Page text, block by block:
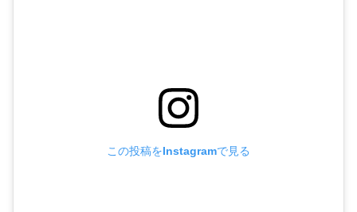
この投稿をInstagramで見る